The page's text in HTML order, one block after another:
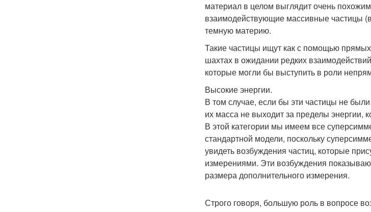
материал в целом выглядит очень
взаимодействующие массивные частицы
темную материю.
Такие частицы ищут как с помощью
шахтах в ожидании редких
которые могли бы выступить в роли
Высокие энергии.
В том случае, если бы эти частицы не
их масса не выходит за пределы энергии,
В этой категории мы имеем все
стандартной модели, поскольку
увидеть возбуждения частиц, которые
измерениями. Эти возбуждения
размера дополнительного измерения.
Строго говоря, большую роль в вопросе